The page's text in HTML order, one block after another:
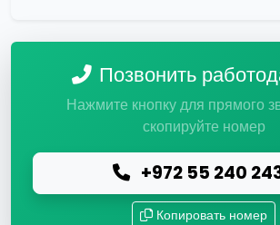
Позвонить
Нажмите кнопку для прямого
скопируйте номер
+972 55 240
Копировать номер